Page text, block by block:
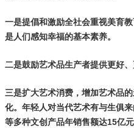
一是提倡和激励全社会重视美育
是人们感知幸福的基本素养。
二是鼓励艺术品生产者提供更好、
三是扩大艺术消费，增加艺术品
化。年轻人对当代艺术有与生俱
等多种文创产品年销售额达15亿